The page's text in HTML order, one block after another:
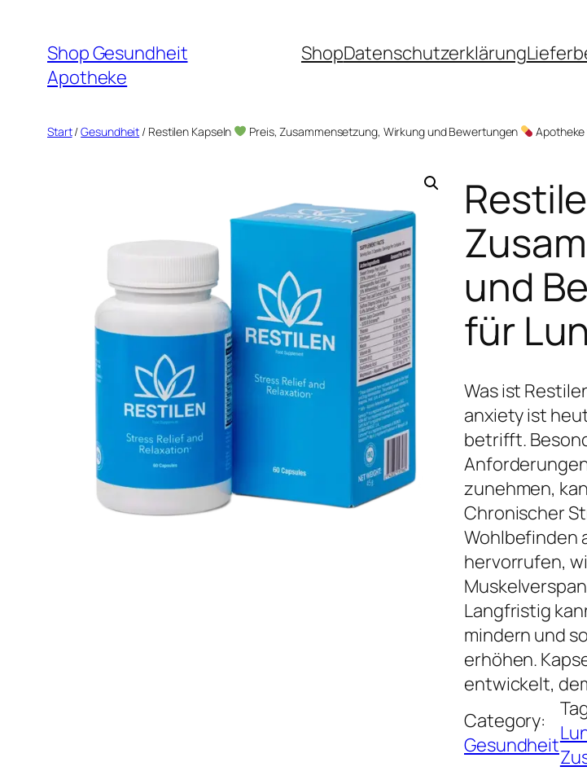
Inhalt
springen
Shop Gesundheit
Apotheke
ShopDatenschutzerklärung
Start/Gesundheit / Restilen Kapseln Preis, Zusammensetzung, Wirkung und Bewertungen
und
für
Was ist
anxiety ist
betrifft.
zunehmen,
Chronischer
Wohlbefinden
hervorrufen,
Langfristig
mindern und
erhöhen.
entwickelt,
Category:
Gesundheit